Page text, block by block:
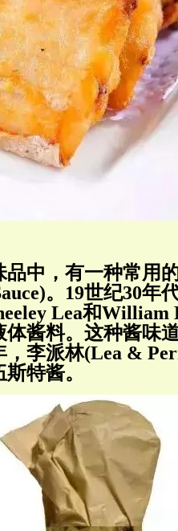
品中，有一种常用
。19世纪30年
Lea和William
体酱料。这种酱味
，李派林(Lea &
特酱。